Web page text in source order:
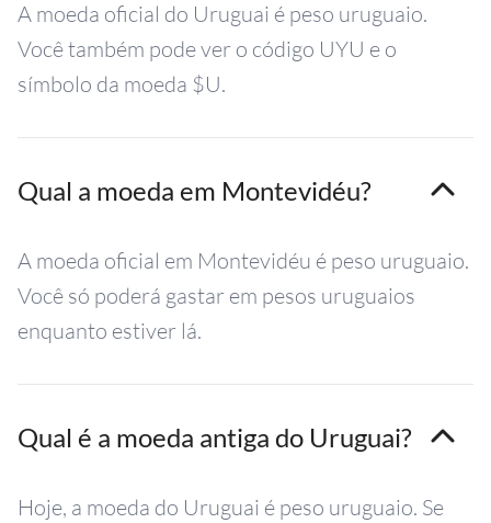
A moeda oficial do Uruguai é peso uruguaio.
Você também pode ver o código UYU e o
símbolo da moeda $U.
Qual a moeda em Montevidéu?
A moeda oficial em Montevidéu é peso uruguaio.
Você só poderá gastar em pesos uruguaios
enquanto estiver lá.
Qual é a moeda antiga do Uruguai?
Hoje, a moeda do Uruguai é peso uruguaio. Se